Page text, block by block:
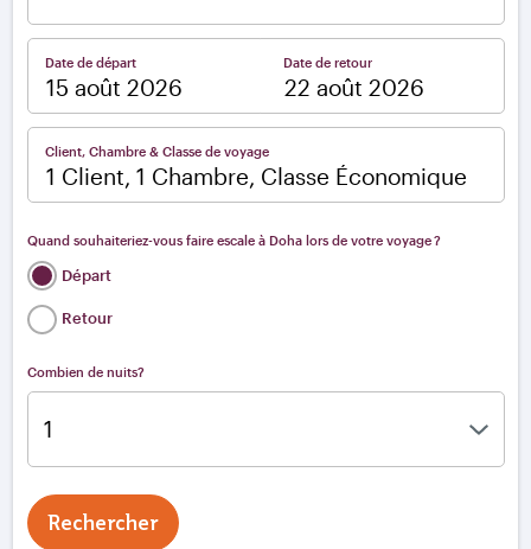
Date de départ Date de retour
Client, Chambre & Classe de voyage
1 Client, 1 Chambre, Classe Économique
Quand souhaiteriez-vous faire escale à Doha lors de votre voyage ?
Départ
Retour
Combien de nuits?
Rechercher